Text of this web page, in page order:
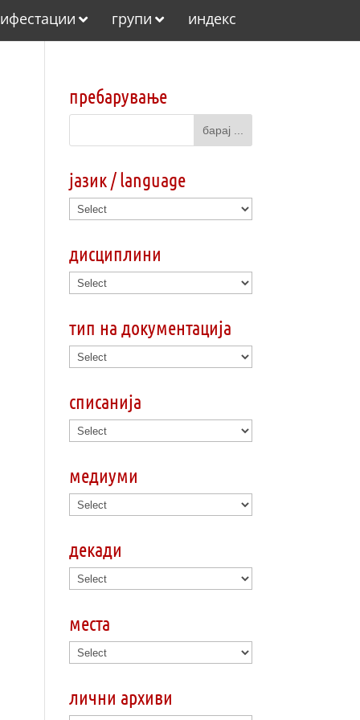
групи индекс
пребарување
јазик / language
дисциплини
тип на документација
списанија
медиуми
декади
места
лични архиви